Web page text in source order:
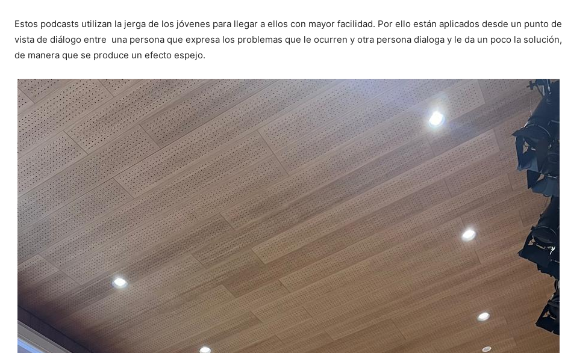
Estos podcasts utilizan la jerga de los jóvenes para llegar a ellos con mayor facilidad. Por ello están aplicados desde un punto de
vista de diálogo entre una persona que expresa los problemas que le ocurren y otra persona dialoga y le da un poco la solución,
de manera que se produce un efecto espejo.